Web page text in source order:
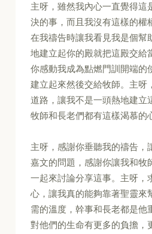
主呀，雖然我內心一直覺得這
決的事，而且我沒有這樣的權
在我禱告時讓我看見我是個幫
地建立起你的殿就把這殿交給
你感動我成為點燃門訓開端的
建立起來然後交給牧師。主呀
道路，讓我不是一頭熱地建立
牧師和長老們都有這樣渴慕的
主呀，感謝你垂聽我的禱告，
嘉文的問題，感謝你讓我和牧
一起來討論分享這事。主呀，
心，讓我真的能夠靠著聖靈來
需的溫度，幹事和長老都是他
對他們的生命有更多的負擔，